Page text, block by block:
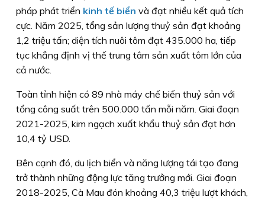
pháp phát triển kinh tế biển và đạt nhiều kết quả tích
cực. Năm 2025, tổng sản lượng thuỷ sản đạt khoảng
1,2 triệu tấn; diện tích nuôi tôm đạt 435.000 ha, tiếp
tục khẳng định vị thế trung tâm sản xuất tôm lớn của
cả nước.
Toàn tỉnh hiện có 89 nhà máy chế biến thuỷ sản với
tổng công suất trên 500.000 tấn mỗi năm. Giai đoạn
2021-2025, kim ngạch xuất khẩu thuỷ sản đạt hơn
10,4 tỷ USD.
Bên cạnh đó, du lịch biển và năng lượng tái tạo đang
trở thành những động lực tăng trưởng mới. Giai đoạn
2018-2025, Cà Mau đón khoảng 40,3 triệu lượt khách,